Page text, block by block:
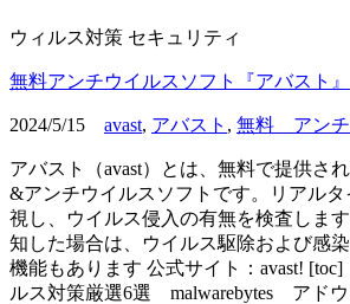
ウィルス対策 セキュリティ
無料アンチウイルスソフト『アバスト』
2024/5/15 avast, アバスト , 無料 アンチ
アバスト（avast）とは、無料で提供さ
&アンチウイルスソフトです。リアル
視し、ウイルス侵入の有無を検査しま
知した場合は、ウイルス駆除および感
機能もあります 公式サイト：avast! [toc]
ルス対策厳選6選 malwarebytes アド